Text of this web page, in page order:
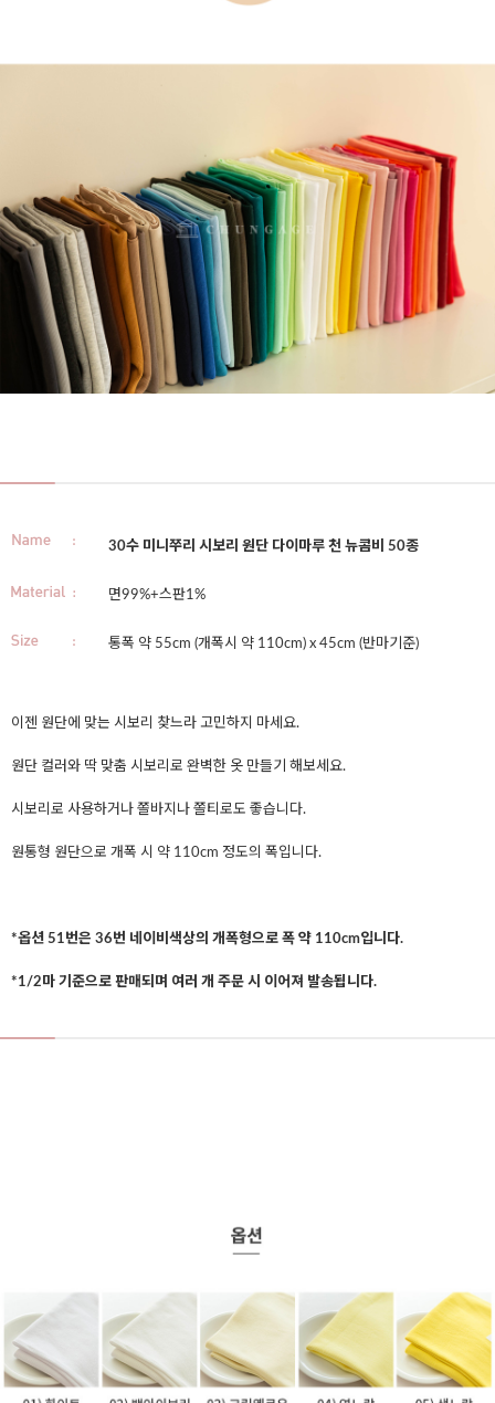
30수 미니쭈리 시보리 원단 다이마루 천 뉴콤비 50종
면99%+스판1%
통폭 약 55cm (개폭시 약 110cm) x 45cm (반마기준)
이젠 원단에 맞는 시보리 찾느라 고민하지 마세요.
원단 컬러와 딱 맞춤 시보리로 완벽한 옷 만들기 해보세요.
시보리로 사용하거나 쫄바지나 쫄티로도 좋습니다.
원통형 원단으로 개폭 시 약 110cm 정도의 폭입니다.
*옵션 51번은 36번 네이비색상의 개폭형으로 폭 약 110cm입니다.
*1/2마 기준으로 판매되며 여러 개 주문 시 이어져 발송됩니다.